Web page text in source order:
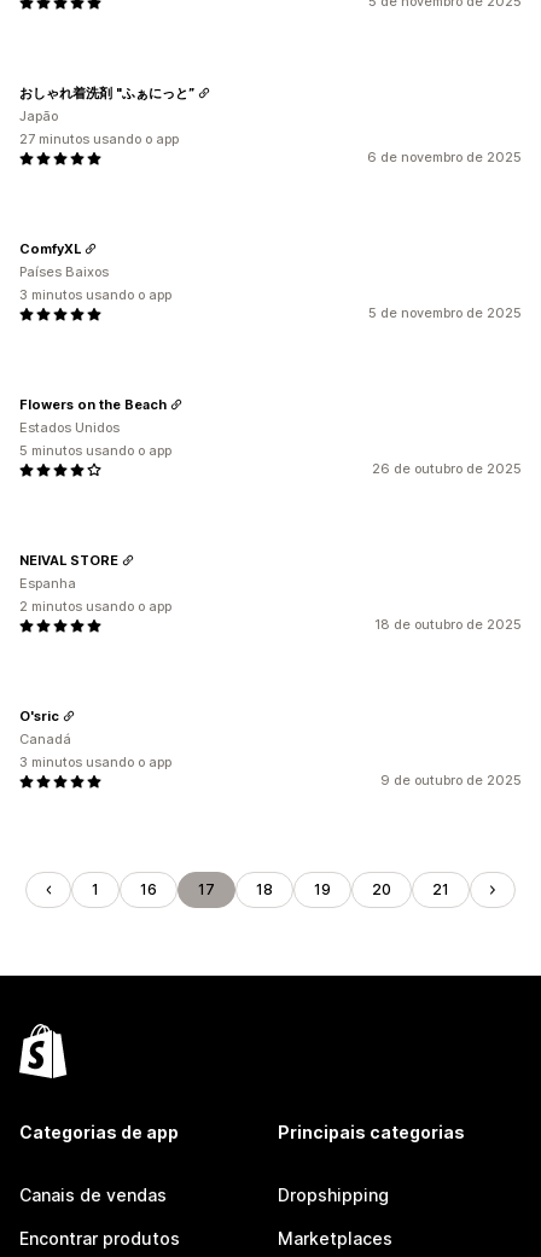
6 de novembro de 2025
おしゃれ着洗剤 "ふぁにっと”
Japão
27 minutos usando o app
5 de novembro de 2025
ComfyXL
Países Baixos
3 minutos usando o app
26 de outubro de 2025
Flowers on the Beach
Estados Unidos
5 minutos usando o app
18 de outubro de 2025
NEIVAL STORE
Espanha
2 minutos usando o app
9 de outubro de 2025
O'sric
Canadá
3 minutos usando o app
1 16 17 18 19 20 21
Categorias de app
Canais de vendas
Encontrar produtos
Principais categorias
Dropshipping
Marketplaces